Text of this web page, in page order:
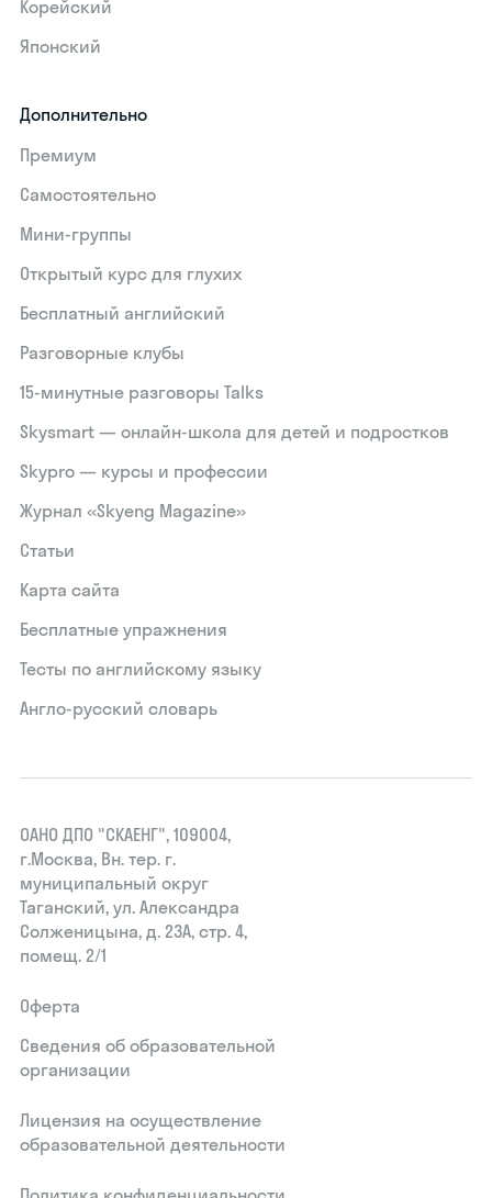
Корейский
Японский
Дополнительно
Премиум
Самостоятельно
Мини-группы
Открытый курс для глухих
Бесплатный английский
Разговорные клубы
15‑минутные разговоры Talks
Skysmart — онлайн-школа для детей и подростков
Skypro — курсы и профессии
Журнал «Skyeng Magazine»
Статьи
Карта сайта
Бесплатные упражнения
Тесты по английскому языку
Англо-русский словарь
ОАНО ДПО "СКАЕНГ", 109004,
г.Москва, Вн. тер. г.
муниципальный округ
Таганский, ул. Александра
Солженицына, д. 23А, стр. 4,
помещ. 2/1
Оферта
Сведения об образовательной
организации
Лицензия на осуществление
образовательной деятельности